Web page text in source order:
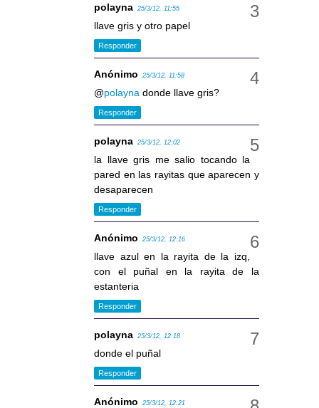
polayna 25/3/12, 11:55
llave gris y otro papel
Responder
Anónimo 25/3/12, 11:58
@polayna donde llave gris?
Responder
polayna 25/3/12, 12:02
la llave gris me salio tocando la
pared en las rayitas que aparecen y
desaparecen
Responder
Anónimo 25/3/12, 12:16
llave azul en la rayita de la izq,
con el puñal en la rayita de la
estanteria
Responder
polayna 25/3/12, 12:18
donde el puñal
Responder
Anónimo 25/3/12, 12:21